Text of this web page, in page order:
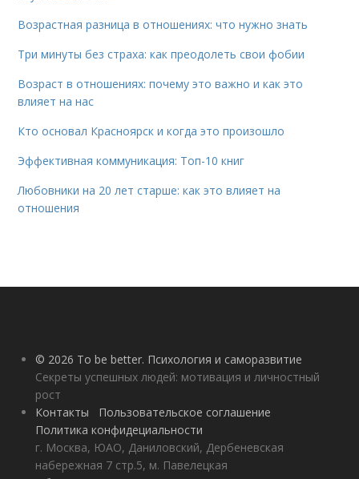
Возрастная разница в отношениях: что нужно знать
Три минуты без страха: как преодолеть свои фобии
Возраст в отношениях: почему это важно и как это
влияет на нас
Кто основал Красноярск и когда это произошло
Эффективная коммуникация: Топ-10 книг
Любовники на 20 лет старше: как это влияет на
отношения
© 2026 To be better. Психология и саморазвитие
Секреты успешных людей: мотивация и личностный
рост
Контакты
Пользовательское соглашение
Политика конфидециальности
г. Москва, ЮАО, Даниловский, Дербеневская
набережная 7 стр.5, м. Павелецкая